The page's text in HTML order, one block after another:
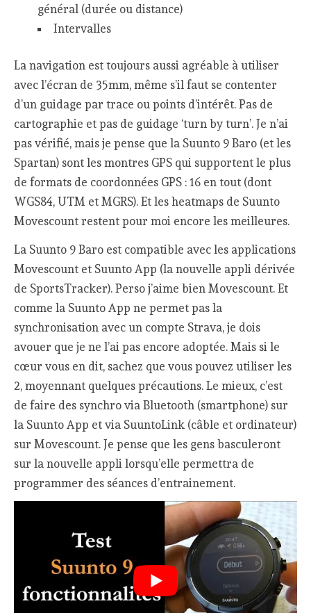
général (durée ou distance)
Intervalles
La navigation est toujours aussi agréable à utiliser
avec l’écran de 35mm, même s’il faut se contenter
d’un guidage par trace ou points d’intérêt. Pas de
cartographie et pas de guidage ‘turn by turn’. Je n’ai
pas vérifié, mais je pense que la Suunto 9 Baro (et les
Spartan) sont les montres GPS qui supportent le plus
de formats de coordonnées GPS : 16 en tout (dont
WGS84, UTM et MGRS). Et les heatmaps de Suunto
Movescount restent pour moi encore les meilleures.
La Suunto 9 Baro est compatible avec les applications
Movescount et Suunto App (la nouvelle appli dérivée
de SportsTracker). Perso j’aime bien Movescount. Et
comme la Suunto App ne permet pas la
synchronisation avec un compte Strava, je dois
avouer que je ne l’ai pas encore adoptée. Mais si le
cœur vous en dit, sachez que vous pouvez utiliser les
2, moyennant quelques précautions. Le mieux, c’est
de faire des synchro via Bluetooth (smartphone) sur
la Suunto App et via SuuntoLink (câble et ordinateur)
sur Movescount. Je pense que les gens basculeront
sur la nouvelle appli lorsqu’elle permettra de
programmer des séances d’entrainement.